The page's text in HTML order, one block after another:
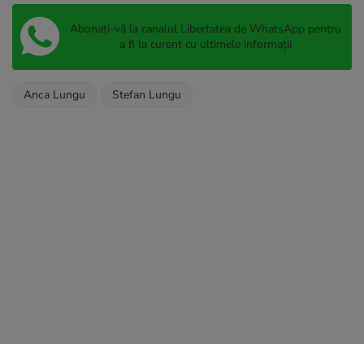
Abonați-vă la canalul Libertatea de WhatsApp pentru
a fi la curent cu ultimele informații
Anca Lungu Stefan Lungu